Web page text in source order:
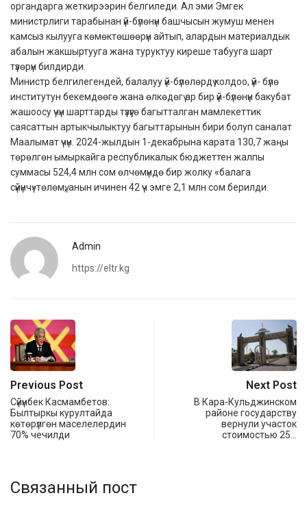
органдарга жеткирээрин белгиледи. Ал эми Эмгек
министрлиги тарабынан үй-бүлөнүн башчысын жумуш менен
камсыз кылууга көмөктөшөөрүн айтып, алардын материалдык
абалын жакшыртууга жана туруктуу киреше табууга шарт
түзөрүн билдирди.
Министр белгилегендей, балалуу үй-бүлөлөрдү колдоо, үй- бүлө
институтун бекемдөөгө жана өлкөдөгү ар бир үй-бүлөнүн бакубат
жашоосу үчүн шарттарды түзүүгө багытталган мамлекеттик
саясаттын артыкчылыктуу багыттарынын бири болуп саналат
Маалымат үчүн. 2024-жылдын 1-декабрына карата 130,7 жаңы
төрөлгөн ымыркайга республикалык бюджеттен жалпы
суммасы 524,4 млн сом өлчөмүндө бир жолку «балага
сүйүнчү»төлөмү, анын ичинен 42 үч эмге 2,1 млн сом берилди.
Admin
https://eltr.kg
Previous Post
Сүйүнбек Касмамбетов:
Былтыркы курултайда
көтөрүлгөн маселелердин
70% чечилди
Next Post
В Кара-Кульджинском
районе государству
вернули участок
стоимостью 25…
Связанный пост